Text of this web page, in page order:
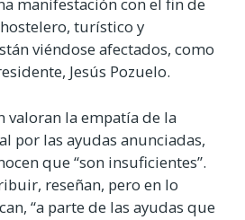
manifestación con el fin de
turístico y
viéndose afectados, como
Jesús Pozuelo.
valoran la empatía de la
por las ayudas anunciadas,
que “son insuficientes”.
reseñan, pero en lo
“a parte de las ayudas que